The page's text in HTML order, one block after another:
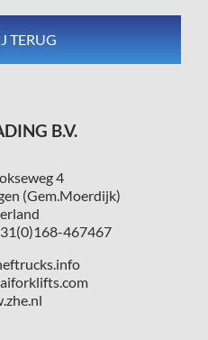
B.V.
4
(Gem.Moerdijk)
467467